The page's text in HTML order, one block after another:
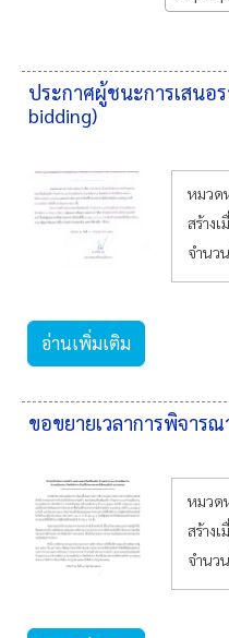
ประกาศผู้ชนะการเสนอ
bidding)
หมวด
สร้างเ
จำนว
อ่านเพิ่มเติม
ขอขยายเวลาการพิจาร
หมวด
สร้างเ
จำนว